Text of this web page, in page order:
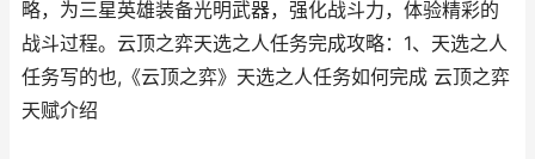
略，为三星英雄装备光明武器，强化战斗力，体验精彩的
战斗过程。云顶之弈天选之人任务完成攻略：1、天选之人
任务写的也,《云顶之弈》天选之人任务如何完成 云顶之弈
天赋介绍